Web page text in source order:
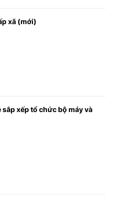
xã (mới)
xếp tổ chức bộ máy và